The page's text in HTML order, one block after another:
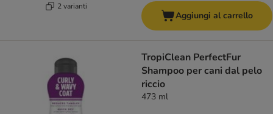
2 varianti
Aggiungi al carrello
TropiClean PerfectFur
Shampoo per cani dal pelo
riccio
473 ml